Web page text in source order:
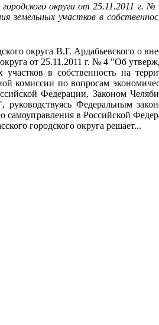
округа от 25.11.2011 г.
земельных участков в
округа В.Г. Ардабьевского о
от 25.11.2011 г. № 4 "Об
в собственность на
комиссии по вопросам
Федерации, Законом
Федеральным
в Российской
городского округа решает...